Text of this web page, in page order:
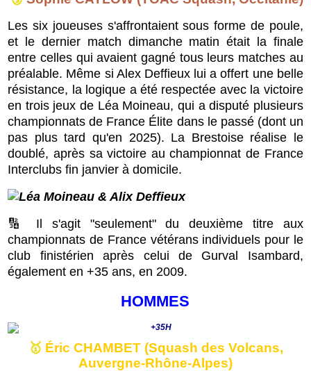
Les six joueuses s'affrontaient sous forme de poule,
et le dernier match dimanche matin était la finale
entre celles qui avaient gagné tous leurs matches au
préalable. Même si Alex Deffieux lui a offert une belle
résistance, la logique a été respectée avec la victoire
en trois jeux de Léa Moineau, qui a disputé plusieurs
championnats de France Élite dans le passé (dont un
pas plus tard qu'en 2025). La Brestoise réalise le
doublé, après sa victoire au championnat de France
Interclubs fin janvier à domicile.
🔢 Il s'agit "seulement" du deuxième titre aux
championnats de France vétérans individuels pour le
club finistérien après celui de Gurval Isambard,
également en +35 ans, en 2009.
HOMMES
🥇 Éric CHAMBET (Squash des Volcans,
Auvergne-Rhône-Alpes)